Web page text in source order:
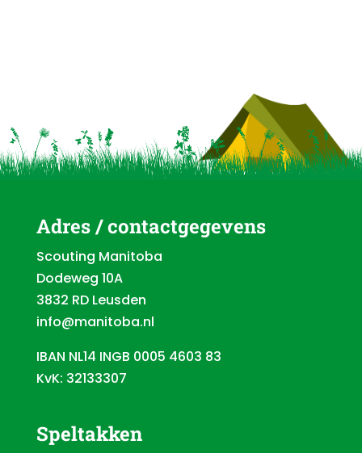
Adres / contactgegevens
Scouting Manitoba
Dodeweg 10A
3832 RD Leusden
info@manitoba.nl
IBAN NL14 INGB 0005 4603 83
KvK: 32133307
Speltakken